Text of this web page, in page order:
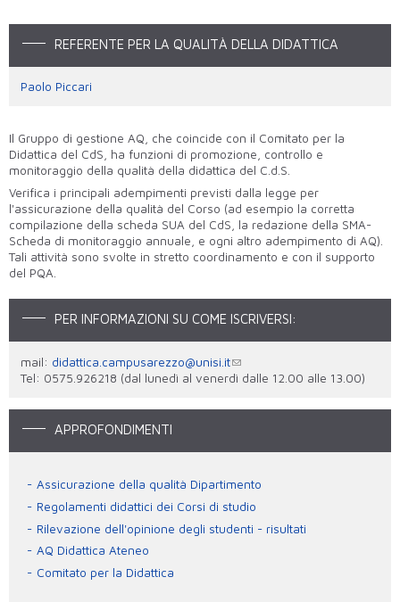
REFERENTE PER LA QUALITÀ DELLA DIDATTICA
Paolo Piccari
Il Gruppo di gestione AQ, che coincide con il Comitato per la
Didattica del CdS, ha funzioni di promozione, controllo e
monitoraggio della qualità della didattica del C.d.S.
Verifica i principali adempimenti previsti dalla legge per
l'assicurazione della qualità del Corso (ad esempio la corretta
compilazione della scheda SUA del CdS, la redazione della SMA-
Scheda di monitoraggio annuale, e ogni altro adempimento di AQ).
Tali attività sono svolte in stretto coordinamento e con il supporto
del PQA.
PER INFORMAZIONI SU COME ISCRIVERSI:
mail: didattica.campusarezzo@unisi.it
Tel: 0575.926218 (dal lunedì al venerdì dalle 12.00 alle 13.00)
APPROFONDIMENTI
Assicurazione della qualità Dipartimento
Regolamenti didattici dei Corsi di studio
Rilevazione dell'opinione degli studenti - risultati
AQ Didattica Ateneo
Comitato per la Didattica